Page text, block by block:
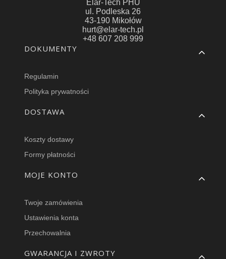
Elar-Tech PHU
ul. Podleska 26
43-190 Mikołów
hurt@elar-tech.pl
+48 607 208 999
Linki w stopce
DOKUMENTY
Regulamin
Polityka prywatności
DOSTAWA
Koszty dostawy
Formy płatności
MOJE KONTO
Twoje zamówienia
Ustawienia konta
Przechowalnia
GWARANCJA I ZWROTY